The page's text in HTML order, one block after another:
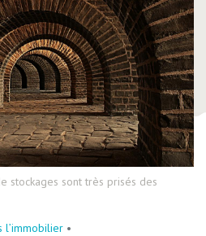
stockages sont très prisés des
l’immobilier •